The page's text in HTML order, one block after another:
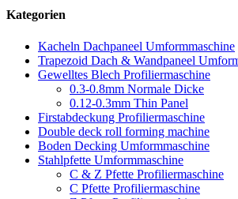
Kategorien
Kacheln Dachpaneel Umformmaschine
Trapezoid Dach & Wandpaneel
Gewelltes Blech Profiliermaschine
0.3-0.8mm Normale Dicke
0.12-0.3mm Thin Panel
Firstabdeckung Profiliermaschine
Double deck roll forming machine
Boden Decking Umformmaschine
Stahlpfette Umformmaschine
C & Z Pfette Profiliermaschine
C Pfette Profiliermaschine